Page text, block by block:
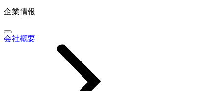
企業情報
会社概要